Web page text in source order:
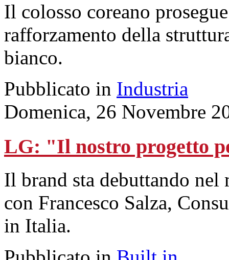
Il colosso coreano
rafforzamento della
bianco.
Pubblicato in Industria
Domenica, 26 Novembre
LG: "Il nostro progetto
Il brand sta debuttando
con Francesco Salza,
in Italia.